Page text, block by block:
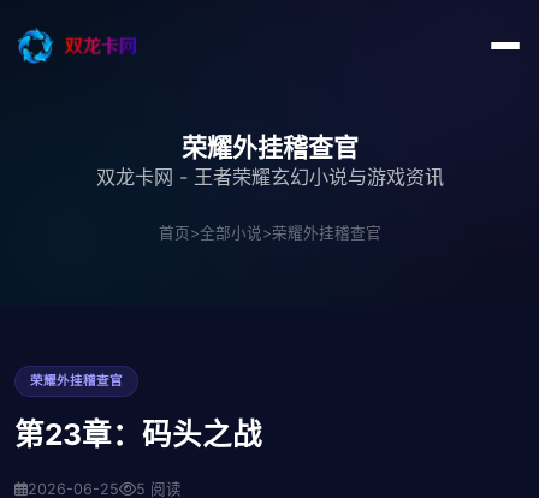
荣耀外挂稽查官
双龙卡网 - 王者荣耀玄幻小说与游戏资讯
首页>全部小说>荣耀外挂稽查官
荣耀外挂稽查官
第23章：码头之战
2026-06-25 5 阅读